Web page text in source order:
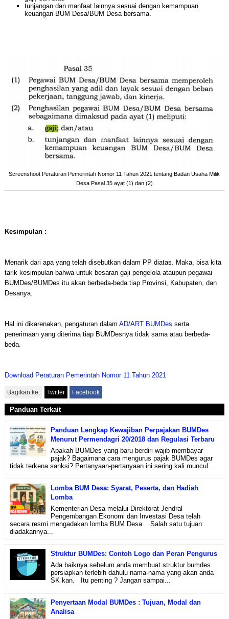
tunjangan dan manfaat lainnya sesuai dengan kemampuan
keuangan BUM Desa/BUM Desa bersama.
Screenshoot Peraturan Pemerintah Nomor 11 Tahun 2021 tentang Badan Usaha Milik
Desa Pasal 35 ayat (1) dan (2)
Kesimpulan :
Menarik dari apa yang telah disebutkan dalam PP diatas. Maka, bisa kita
tarik kesimpulan bahwa untuk besaran gaji pengelola ataupun pegawai
BUMDes/BUMDes itu akan berbeda-beda tiap Provinsi, Kabupaten, dan
Desanya.
Hal ini dikarenakan, pengaturan dalam AD/ART BUMDes serta
penerimaan yang diterima tiap BUMDesnya tidak sama atau berbeda-
beda.
Download Peraturan Pemerintah Nomor 11 Tahun 2021
Bagikan ke: Twitter Facebook
Panduan Terkait
Panduan Lengkap Kewajiban Perpajakan BUMDes
Menurut Permendagri 20/2018 dan Regulasi Terbaru
Apakah BUMDes yang baru berdiri wajib membayar
pajak? Bagaimana cara mengurus pajak BUMDes agar
tidak terkena sanksi? Pertanyaan-pertanyaan ini sering kali muncul...
Lomba BUM Desa: Syarat, Peserta, dan Hadiah
Lomba
Kementerian Desa melalui Direktorat Jendral
Pengembangan Ekonomi dan Investasi Desa telah
secara resmi mengadakan lomba BUM Desa. Salah satu tujuan
diadakannya...
Struktur BUMDes: Contoh Logo dan Peran Pengurus
Ada baiknya sebelum anda membuat struktur bumdes
persiapkan terlebih dahulu nama-nama yang akan anda
SK kan. Itu penting ? Jangan sampai...
Penyertaan Modal BUMDes : Tujuan, Modal dan
Analisa